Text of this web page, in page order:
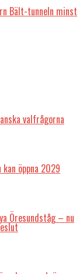
Bält-tunneln minst
valfrågorna
öppna 2029
Öresundståg – nu